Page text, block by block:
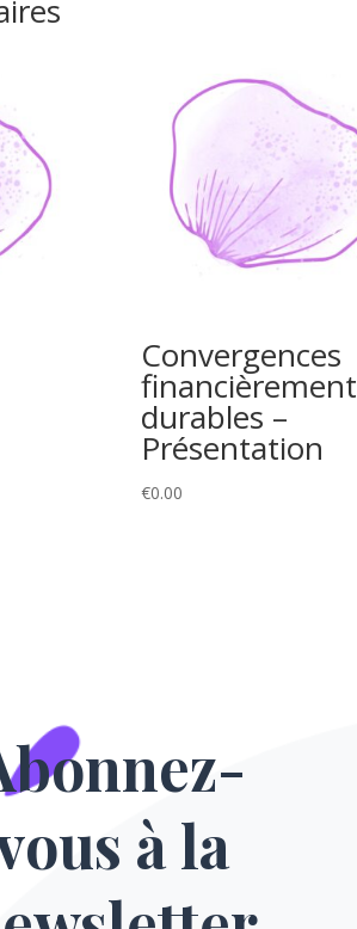
Convergences
financièrement
durables –
Présentation
€0.00
à la